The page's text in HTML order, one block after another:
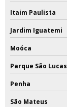
Itaim Paulista
Jardim Iguatemi
Moóca
Parque São Lucas
Penha
São Mateus